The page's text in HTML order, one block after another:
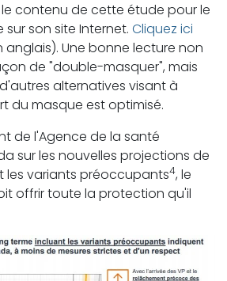
le contenu de cette étude pour le
son site Internet. Cliquez ici
anglais). Une bonne lecture non
de "double-masquer", mais
alternatives visant à
du masque est optimisé.
de l'Agence de la santé
sur les nouvelles projections de
les variants préoccupants4, le
offrir toute la protection qu'il